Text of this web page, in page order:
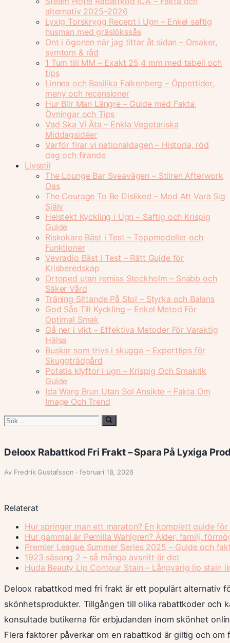
alternativ 2025–2026
Lyxig Torskrygg Recept i Ugn – Enkel saftig
husman med gräslökssås
Ont i ögonen när jag tittar åt sidan – Orsaker,
symtom & råd
1 Tum till MM – Exakt 25,4 mm med tabell och
tips
Linnea och Basilika Falkenberg – Öppettider,
meny och recensioner
Hur Blir Man Längre – Guide med Fakta,
Övningar och Tips
Vad Ska Vi Äta – Enkla Vegetariska
Middagsidéer
Varför firar vi nationaldagen – Historia, röd
dag och firande
Livsstil
The Lounge Bar Sveavägen – Stilren Afterwork
Oas
The Courage To Be Disliked – Mod Att Vara Sig
Själv
Helstekt Kyckling i Ugn – Saftig och Krispig
Guide
Riskokare Bäst i Test – Toppmodeller och
Funktioner
Vevradio Bäst i Test – Rätt Guide för
Krisberedskap
Ortoped utan remiss Stockholm – Snabb och
Säker Vård
Träning Sittande På Stol – Styrka och Balans
God Sås Till Kyckling – Enkel Metod För
Optimal Smak
Gå ner i vikt – Effektiva Metoder För Varaktig
Hälsa
Buskar som trivs i skugga – Experttips för
Skuggträdgård
Potatis klyftor i ugn – Krispig Och Smakrik
Guide
Ida Warg Brun Utan Sol Ansikte – Fakta Om
Image Och Trend
Sök
Deloox Rabattkod Fri Frakt – Spara På Lyxiga
Av Fredrik Gustafsson · februari 18, 2026
Relaterat
Hur springer man ett maraton? En komplett guide
Hur gammal är Pernilla Wahlgren? Ålder, familj,
Premier League Summer Series 2025 – Guide och
1923 säsong 2 – så många avsnitt är det
Huda Beauty Lip Contour Stain – Långvarig lip stain
Deloox rabattkod med fri frakt är ett populärt alternativ
skönhetsprodukter. Tillgången till olika rabattkoder och
konsultade butikerna för erbjudanden inom skönhet
Flera faktorer påverkar om en rabattkod är giltig och